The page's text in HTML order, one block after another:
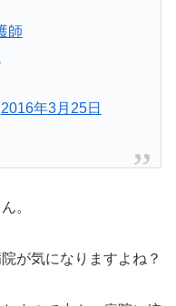
師
2016年3月25日
。
が気になりますよね？